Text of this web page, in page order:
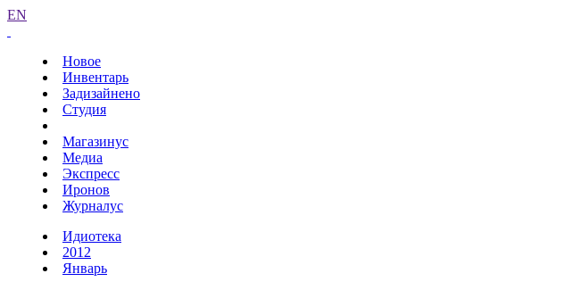
EN
Новое
Инвентарь
Задизайнено
Студия
Магазинус
Медиа
Экспресс
Иронов
Журналус
Идиотека
2012
Январь